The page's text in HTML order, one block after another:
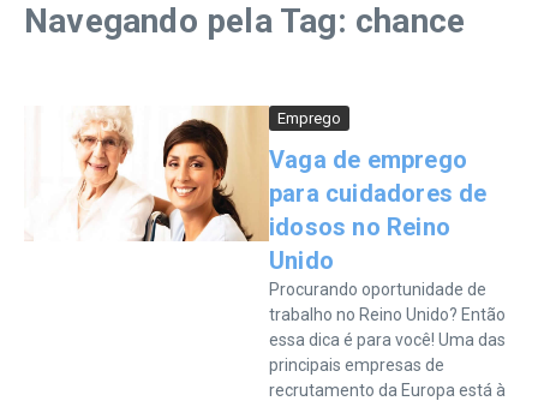
Navegando pela Tag: chance
Emprego
Vaga de emprego
para cuidadores de
idosos no Reino
Unido
Procurando oportunidade de
trabalho no Reino Unido? Então
essa dica é para você! Uma das
principais empresas de
recrutamento da Europa está à